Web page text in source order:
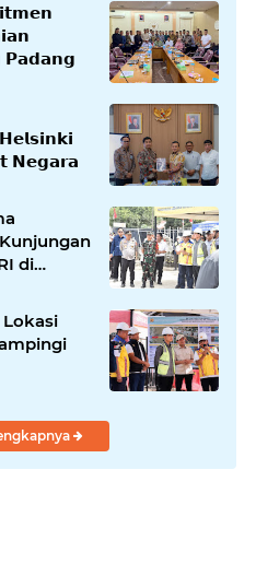
𝗣𝗮𝗱𝗮𝗻𝗴
𝗡𝗲𝗴𝗮𝗿𝗮
di
Lokasi